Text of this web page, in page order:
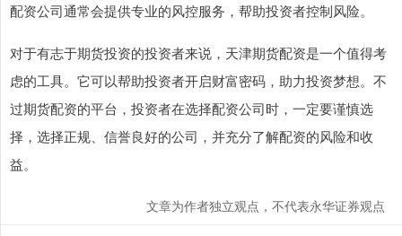
配资公司通常会提供专业的风控服务，帮助投资者控制风险。
对于有志于期货投资的投资者来说，天津期货配资是一个值得考
虑的工具。它可以帮助投资者开启财富密码，助力投资梦想。不
过期货配资的平台，投资者在选择配资公司时，一定要谨慎选
择，选择正规、信誉良好的公司，并充分了解配资的风险和收
益。
文章为作者独立观点，不代表永华证券观点